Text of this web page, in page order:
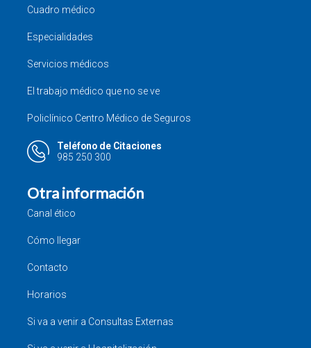
Cuadro médico
Especialidades
Servicios médicos
El trabajo médico que no se ve
Policlínico Centro Médico de Seguros
Teléfono de Citaciones
985 250 300
Otra información
Canal ético
Cómo llegar
Contacto
Horarios
Si va a venir a Consultas Externas